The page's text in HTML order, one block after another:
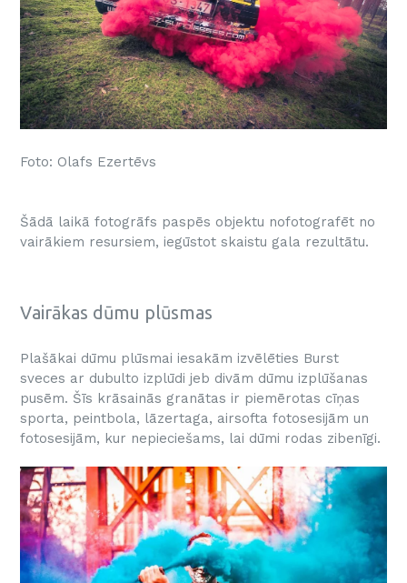
Foto: Olafs Ezertēvs
Šādā laikā fotogrāfs paspēs objektu nofotografēt no
vairākiem resursiem, iegūstot skaistu gala rezultātu.
Vairākas dūmu plūsmas
Plašākai dūmu plūsmai iesakām izvēlēties Burst
sveces ar dubulto izplūdi jeb divām dūmu izplūšanas
pusēm. Šīs krāsainās granātas ir piemērotas cīņas
sporta, peintbola, lāzertaga, airsofta fotosesijām un
fotosesijām, kur nepieciešams, lai dūmi rodas zibenīgi.